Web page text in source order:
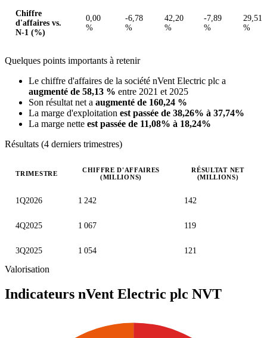
Chiffre
d'affaires vs.
N-1 (%)
0,00
%
-6,78
%
42,20
%
-7,89
%
29,51
%
Quelques points importants à retenir
Le chiffre d'affaires de la société nVent Electric plc a
augmenté de 58,13 % entre 2021 et 2025
Son résultat net a augmenté de 160,24 %
La marge d'exploitation est passée de 38,26% à 37,74%
La marge nette est passée de 11,08% à 18,24%
Résultats (4 derniers trimestres)
TRIMESTRE
CHIFFRE D'AFFAIRES
(MILLIONS)
RÉSULTAT NET
(MILLIONS)
1Q2026 1 242 142
4Q2025 1 067 119
3Q2025 1 054 121
Valorisation
Indicateurs nVent Electric plc NVT